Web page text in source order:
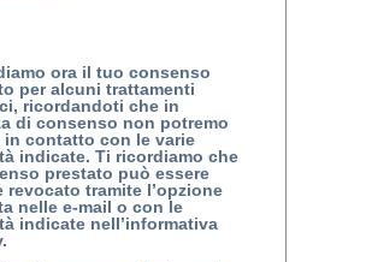
ora il tuo consenso
per alcuni trattamenti
ricordandoti che in
di consenso non potremo
in contatto con le varie
indicate. Ti ricordiamo che
prestato può essere
revocato tramite l’opzione
nelle e-mail o con le
indicate nell’informativa